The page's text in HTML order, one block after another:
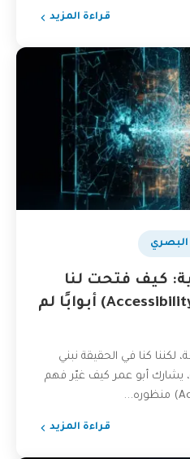
قراءة المزيد
البصري
كيف فتحت لنا
‘إمكانية الوصول’ (Accessibility) أبوابًا لم
لكننا كنا في الحقيقة نبني
يشارك أبو عمر كيف غيّر فهم
قراءة المزيد